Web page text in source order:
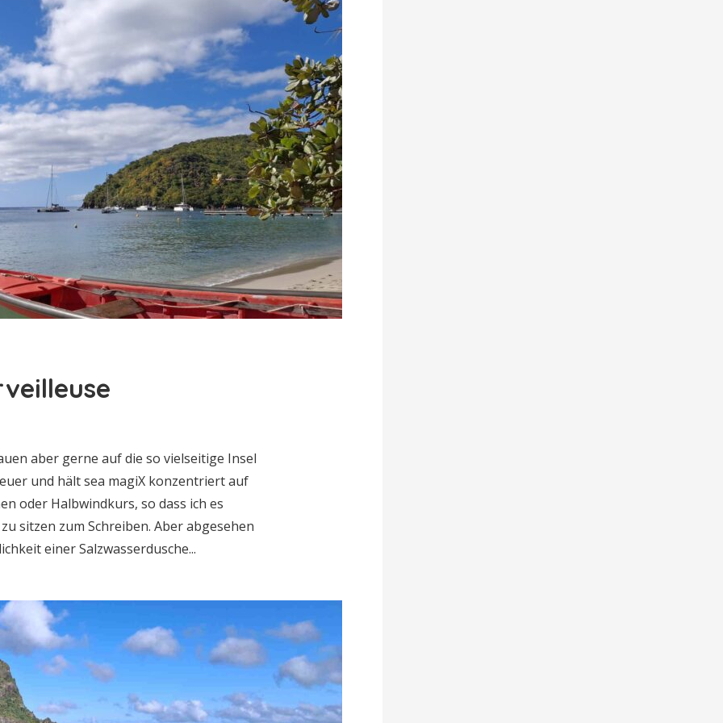
aber gerne auf die so vielseitige Insel
und hält sea magiX konzentriert auf
oder Halbwindkurs, so dass ich es
sitzen zum Schreiben. Aber abgesehen
einer Salzwasserdusche...